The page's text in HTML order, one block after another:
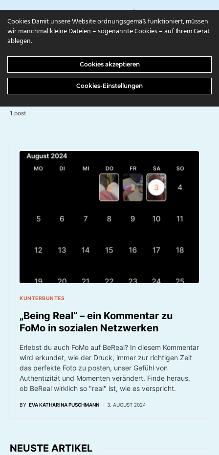
campuls.online
Soziale Medien
1 post
KUNTERBUNTES
„Being Real“ – ein Kommentar zu
FoMo in sozialen Netzwerken
Erlebst du auch FoMo auf BeReal? In diesem Kommentar
wird erkundet, wie der Druck, immer zur richtigen Zeit
das perfekte Foto zu posten, unser Gefühl von
Authentizität und Momenten verändert. Finde heraus,
ob BeReal wirklich so "real" ist, wie es verspricht.
BY EVA KATHARINA PUSCHMANN 3. AUGUST 2024
NEUSTE ARTIKEL
Cookies Damit unsere Website ordnungsgemäß funktioniert, müssen
wir manchmal kleine Dateien – sogenannte Cookies – auf Ihrem Gerät
ablegen.
Cookies akzeptieren
Cookies-Einstellungen